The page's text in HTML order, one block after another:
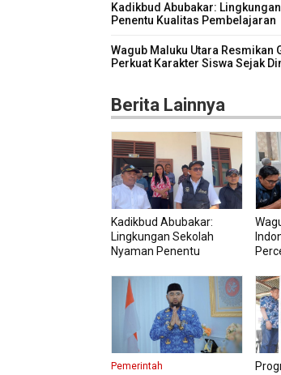
Kadikbud Abubakar:
Penentu Kualitas Pembelajaran
Wagub Maluku Utara Resmikan
Perkuat Karakter Siswa Sejak
Berita Lainnya
Kadikbud Abubakar:
Lingkungan Sekolah
Nyaman Penentu
Pemerintah